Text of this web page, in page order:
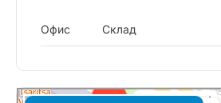
Офис Склад